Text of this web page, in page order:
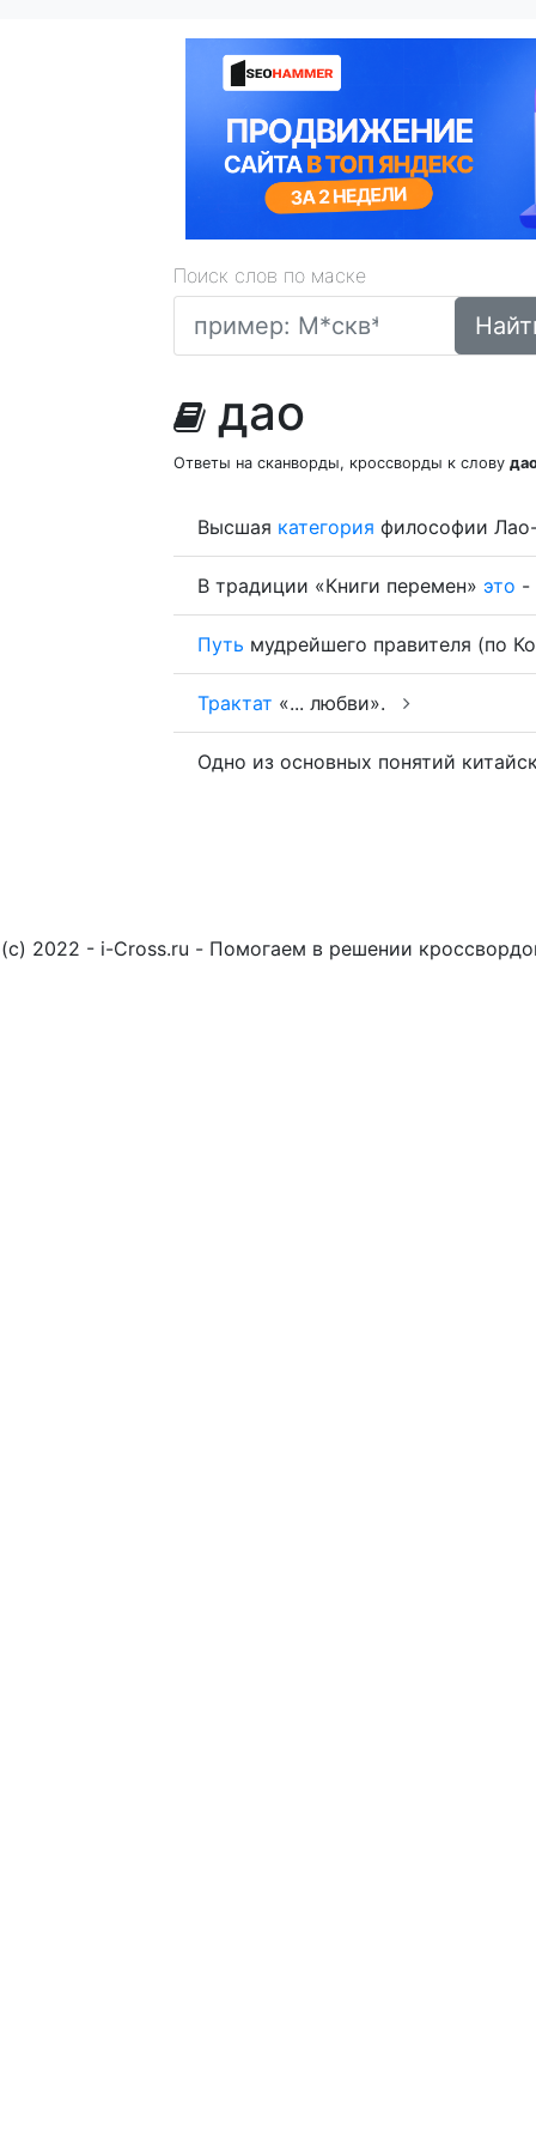
Поиск слов по маске
дао
Ответы на сканворды, кроссворды к слову
Высшая категория философии
В традиции «Книги перемен» это -
Путь мудрейшего правителя (по
Трактат «... любви».
Одно из основных понятий
(c) 2022 - i-Cross.ru - Помогаем в решении